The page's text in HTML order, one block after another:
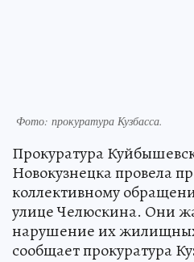
Фото: прокуратура Кузбасса.
Прокуратура
Новокузнецка провела
коллективному
улице Челюскина. Они
нарушение их
сообщает прокуратура